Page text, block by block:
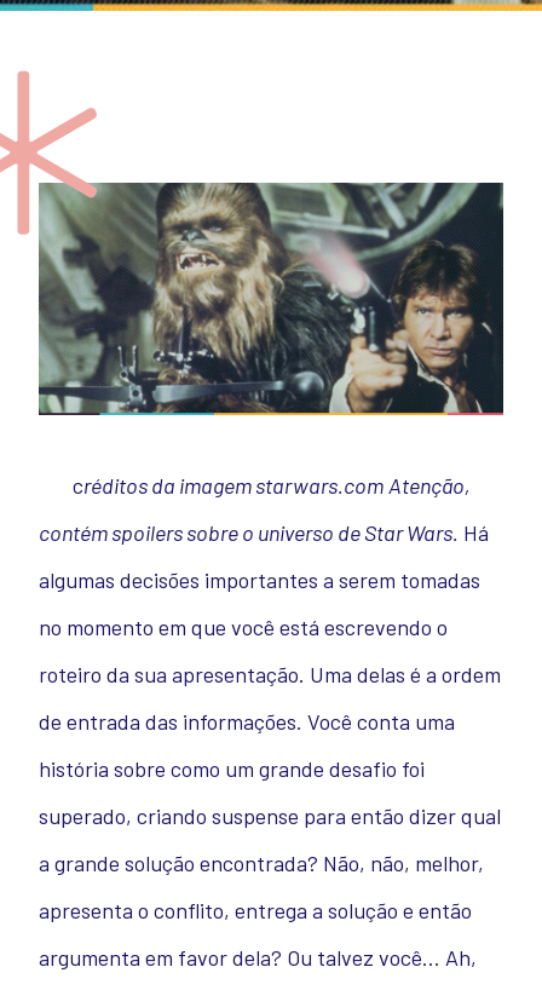
créditos da imagem starwars.comAtenção,
contém spoilers sobre o universo de Star Wars. Há
algumas decisões importantes a serem tomadas
no momento em que você está escrevendo o
roteiro da sua apresentação. Uma delas é a ordem
de entrada das informações. Você conta uma
história sobre como um grande desafio foi
superado, criando suspense para então dizer qual
a grande solução encontrada? Não, não, melhor,
apresenta o conflito, entrega a solução e então
argumenta em favor dela? Ou talvez você… Ah,